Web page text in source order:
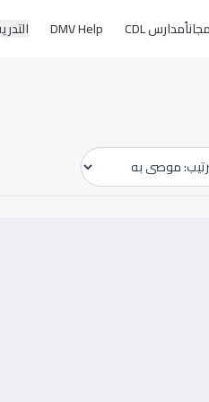
مدارس CDL DMV Help